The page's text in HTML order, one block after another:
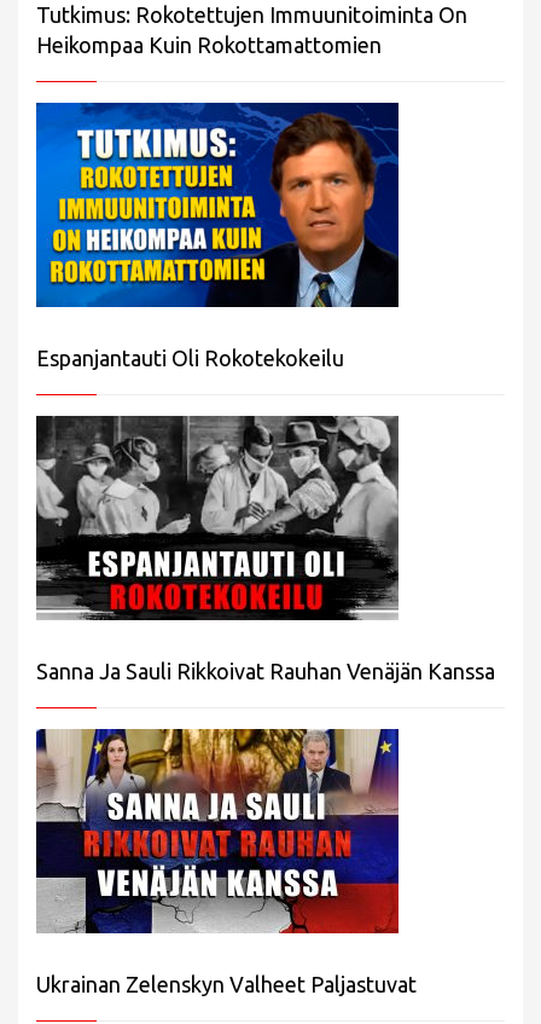
Tutkimus: Rokotettujen Immuunitoiminta On
Heikompaa Kuin Rokottamattomien
Espanjantauti Oli Rokotekokeilu
Sanna Ja Sauli Rikkoivat Rauhan Venäjän Kanssa
Ukrainan Zelenskyn Valheet Paljastuvat